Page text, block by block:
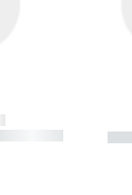
----------